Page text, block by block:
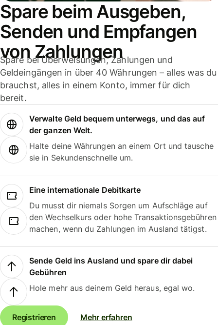
Spare beim Ausgeben,
Senden und Empfangen
von Zahlungen
Spare bei Überweisungen, Zahlungen und
Geldeingängen in über 40 Währungen – alles was du
brauchst, alles in einem Konto, immer für dich
bereit.
Verwalte Geld bequem unterwegs, und das auf
der ganzen Welt.
Halte deine Währungen an einem Ort und tausche
sie in Sekundenschnelle um.
Eine internationale Debitkarte
Du musst dir niemals Sorgen um Aufschläge auf
den Wechselkurs oder hohe Transaktionsgebühren
machen, wenn du Zahlungen im Ausland tätigst.
Sende Geld ins Ausland und spare dir dabei
Gebühren
Hole mehr aus deinem Geld heraus, egal wo.
Registrieren Mehr erfahren